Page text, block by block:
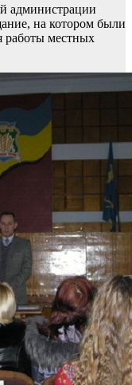
администрации
на котором были
работы местных